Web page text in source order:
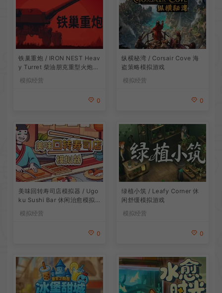
铁巢重炮 / IRON NEST Heav
y Turret 柴油朋克重型火炮游
戏
模拟经营
0
纵横秘湾 / Corsair Cove 海
盗策略模拟游戏
模拟经营
0
美味回转寿司店模拟器 / Ugo
ku Sushi Bar 休闲治愈模拟
游戏
模拟经营
0
绿植小筑 / Leafy Corner 休
闲舒缓模拟游戏
模拟经营
0